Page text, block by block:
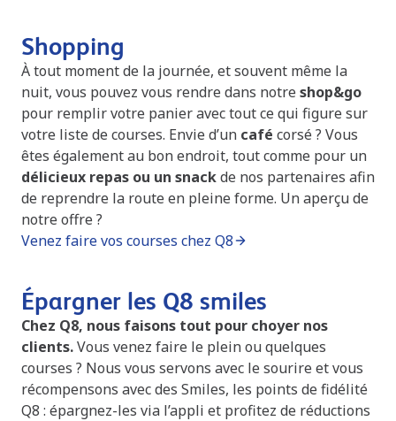
Shopping
À tout moment de la journée, et souvent même la
nuit, vous pouvez vous rendre dans notreshop&go
pour remplir votre panier avec tout ce qui figure sur
votre liste de courses. Envie d’un café corsé ? Vous
êtes également au bon endroit, tout comme pour un
délicieux repas ou un snackde nos partenaires afin
de reprendre la route en pleine forme. Un aperçu de
notre offre ?
Venez faire vos courses chez Q8
Épargner les Q8 smiles
Chez Q8, nous faisons tout pour choyer nos
clients.Vous venez faire le plein ou quelques
courses ? Nous vous servons avec le sourire et vous
récompensons avec des Smiles, les points de fidélité
Q8 : épargnez-les via l’appli et profitez de réductions